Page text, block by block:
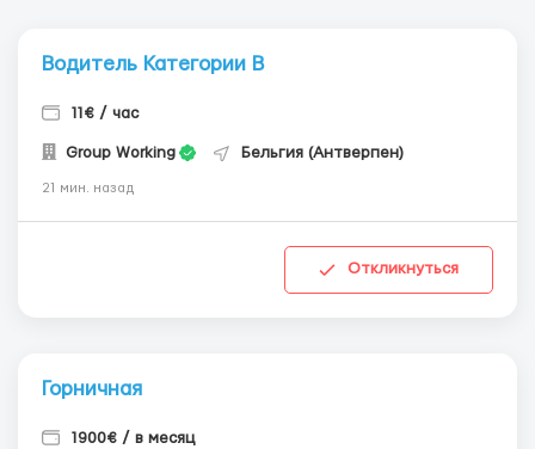
Водитель Категории В
11€ / час
Group Working Бельгия (Антверпен)
21 мин. назад
Откликнуться
Горничная
1900€ / в месяц